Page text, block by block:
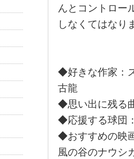
んとコントロー
しなくてはなり
◆好きな作家：
古龍
◆思い出に残る
◆応援する球団
◆おすすめの映
風の谷のナウシ